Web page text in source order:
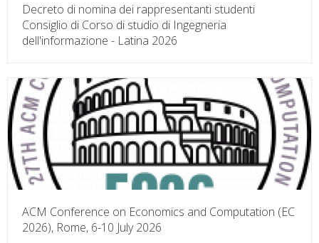
Decreto di nomina dei rappresentanti studenti
Consiglio di Corso di studio di Ingegneria
dell'informazione - Latina 2026
ACM Conference on Economics and Computation (EC
2026), Rome, 6-10 July 2026